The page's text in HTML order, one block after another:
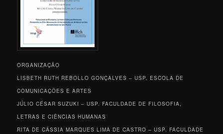
ORGANIZAÇÃO
LISBETH RUTH REBOLLO GONÇALVES – USP. ESCOLA DE
COMUNICAÇÕES E ARTES
JÚLIO CÉSAR SUZUKI – USP. FACULDADE DE FILOSOFIA,
LETRAS E CIÊNCIAS HUMANAS
RITA DE CÁSSIA MARQUES LIMA DE CASTRO – USP. FACULDADE